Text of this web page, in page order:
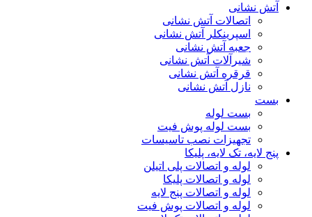
آتش نشانی
اتصالات آتش نشانی
اسپرینکلر آتش نشانی
جعبه آتش نشانی
شیرآلات آتش نشانی
قرقره آتش نشانی
نازل آتش نشانی
بست
بست لوله
بست لوله پوش فیت
تجهیزات نصب تاسیسات
پنج لایه، تک لایه، پلیکا
لوله و اتصالات پلی اتیلن
لوله و اتصالات پلیکا
لوله و اتصالات پنج لایه
لوله و اتصالات پوش فیت